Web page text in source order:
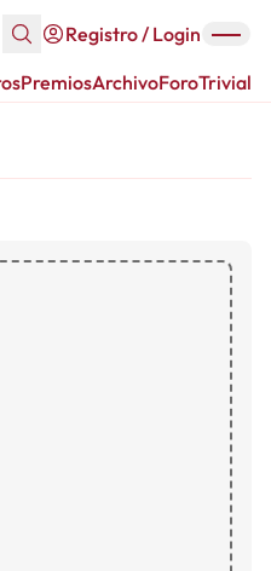
Registro / Login
PremiosArchivoForoTrivial